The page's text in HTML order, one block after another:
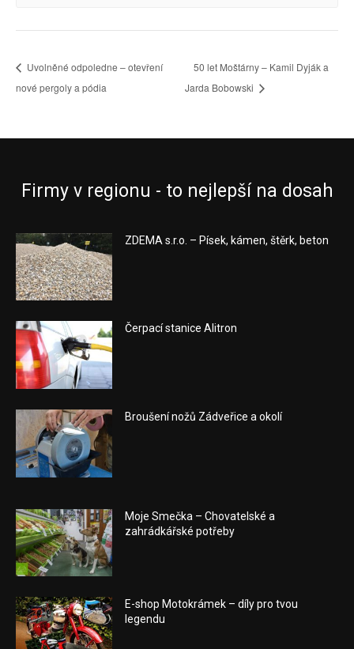
Uvolněné odpoledne – otevření
nové pergoly a pódia
50 let Moštárny – Kamil Dyják a
Jarda Bobowski
Firmy v regionu - to nejlepší na dosah
ZDEMA s.r.o. – Písek, kámen, štěrk, beton
Čerpací stanice Alitron
Broušení nožů Zádveřice a okolí
Moje Smečka – Chovatelské a
zahrádkářské potřeby
E-shop Motokrámek – díly pro tvou
legendu